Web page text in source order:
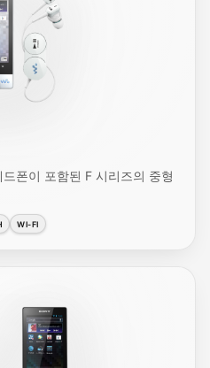
폰이 포함된 F 시리즈의 중형
WI-FI